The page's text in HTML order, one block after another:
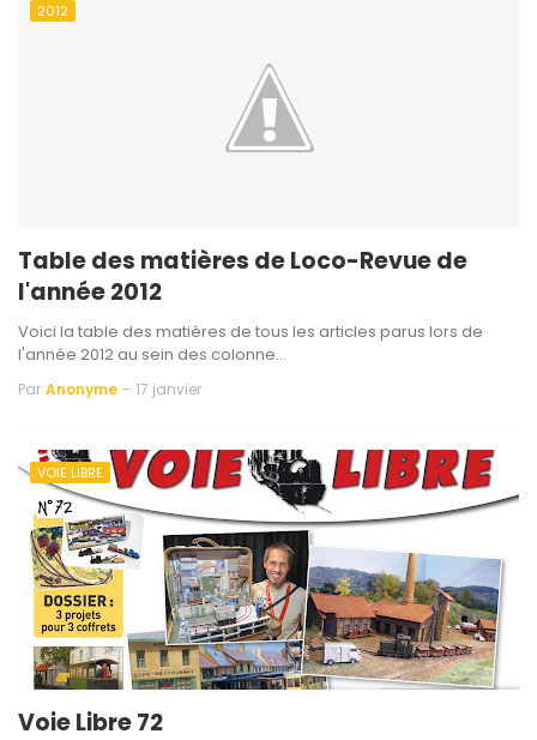
2012
Table des matières de Loco-Revue de
l'année 2012
Voici la table des matières de tous les articles parus lors de
l'année 2012 au sein des colonne…
Par Anonyme - 17 janvier
VOIE LIBRE
Voie Libre 72